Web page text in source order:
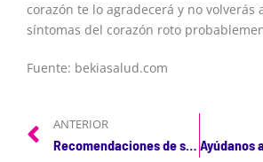
corazón te lo agradecerá y no volverás
síntomas del corazón roto
Fuente: bekiasalud.com
ANTERIOR